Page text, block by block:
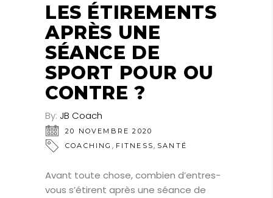
LES ÉTIREMENTS
APRÈS UNE
SÉANCE DE
SPORT POUR OU
CONTRE ?
By: JB Coach
20 NOVEMBRE 2020
COACHING , FITNESS, SANTÉ
Avant toute chose, combien d’entres-
vous s’étirent après une séance de